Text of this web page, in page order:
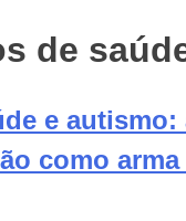
de
e autismo:
como